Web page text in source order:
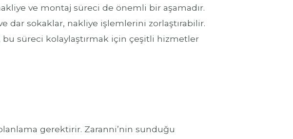
ve montaj süreci de önemli bir aşamadır.
dar sokaklar, nakliye işlemlerini zorlaştırabilir.
süreci kolaylaştırmak için çeşitli hizmetler
gerektirir. Zaranni’nin sunduğu